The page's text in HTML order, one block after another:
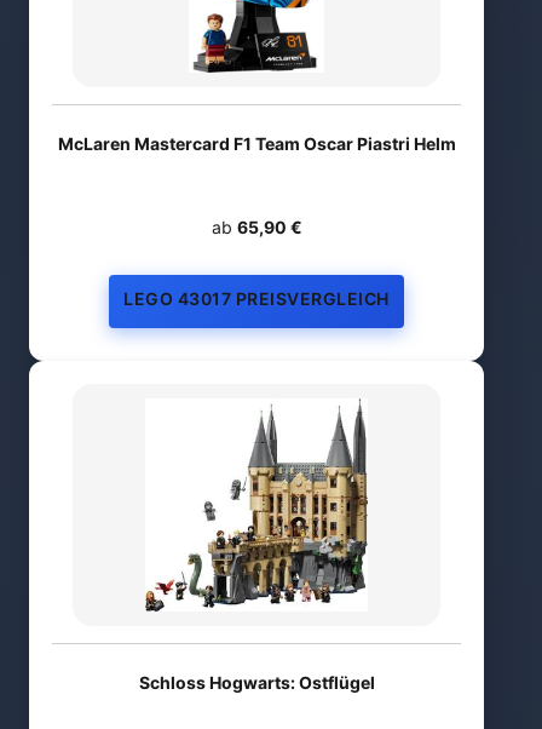
McLaren Mastercard F1 Team Oscar Piastri Helm
ab 65,90 €
LEGO 43017 PREISVERGLEICH
Schloss Hogwarts: Ostflügel